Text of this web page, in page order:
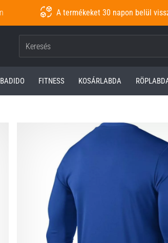
A termékeket 30 napon belül
FITNESS KOSÁRLABDA